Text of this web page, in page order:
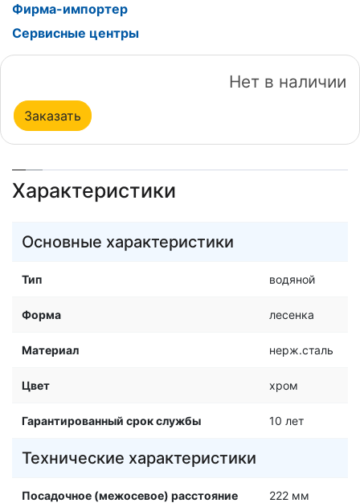
Фирма-импортер
Сервисные центры
Нет в наличии
Заказать
Характеристики
Основные характеристики
Тип водяной
Форма лесенка
Материал нерж.сталь
Цвет хром
Гарантированный срок службы 10 лет
Технические характеристики
Посадочное (межосевое) расстояние 222 мм